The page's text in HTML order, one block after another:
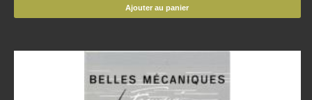
Ajouter au panier